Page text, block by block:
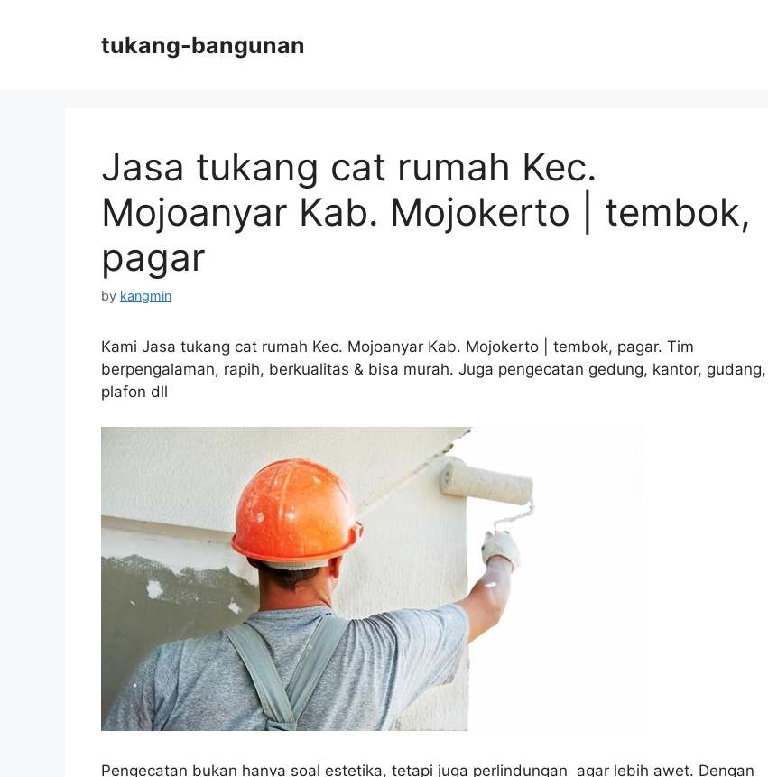
tukang-bangunan
Jasa tukang cat rumah Kec.
Mojoanyar Kab. Mojokerto | tembok,
pagar
by kangmin
Kami Jasa tukang cat rumah Kec. Mojoanyar Kab. Mojokerto | tembok, pagar. Tim
berpengalaman, rapih, berkualitas & bisa murah. Juga pengecatan gedung, kantor, gudang,
plafon dll
Pengecatan bukan hanya soal estetika, tetapi juga perlindungan agar lebih awet. Dengan